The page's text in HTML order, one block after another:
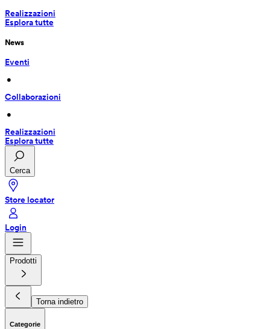
Realizzazioni
Esplora tutte
News
Eventi
•
Collaborazioni
•
Realizzazioni
Esplora tutte
Cerca
Store locator
Login
Prodotti
Torna indietro
Categorie